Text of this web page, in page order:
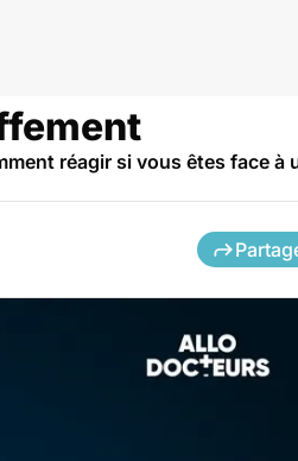
réagir si vous êtes face à